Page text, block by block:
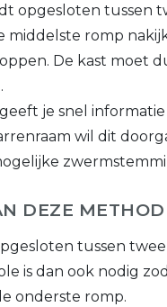
opgesloten tussen
middelste romp
De kast moet
je snel
wil dit
DEZE
tussen
is dan ook nodig
onderste romp.